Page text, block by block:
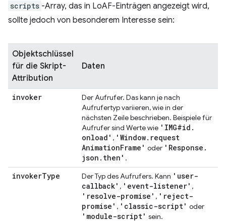
scripts -Array, das in LoAF-Einträgen angezeigt wird,
sollte jedoch von besonderem Interesse sein:
Objektschlüssel
für die Skript-
Attribution
Daten
invoker
Der Aufrufer. Das kann je nach
Aufrufertyp variieren, wie in der
nächsten Zeile beschrieben. Beispiele für
Aufrufer sind Werte wie 'IMG#id .
onload' , 'Window. request
AnimationFrame' oder 'Response .
json . then' .
invokerType Der Typ des Aufrufers. Kann 'user-
callback' , 'event-listener' ,
'resolve-promise' , 'reject-
promise' , 'classic-script' oder
'module-script' sein.